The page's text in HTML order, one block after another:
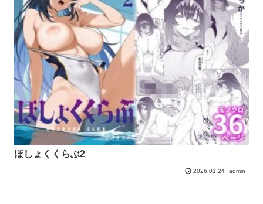
ほしょくくらぶ2
2026.01.24 admin